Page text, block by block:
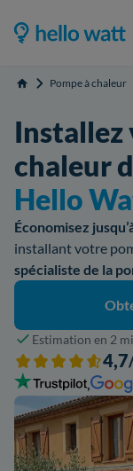
Accueil Pompe à chaleur
Installez
chaleur
Hello
Économisez
installant votre
spécialiste de la
Estimation en 2
4,7
,